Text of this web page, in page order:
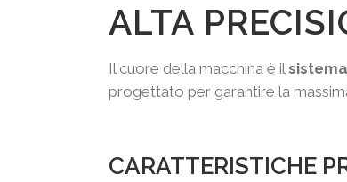
ALTA
Il cuore della macchina è il
progettato per garantire la
CARATTERISTICHE